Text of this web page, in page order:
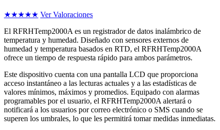
★★★★★ Ver Valoraciones
El RFRHTemp2000A es un registrador de datos inalámbrico de
temperatura y humedad. Diseñado con sensores externos de
humedad y temperatura basados ​​en RTD, el RFRHTemp2000A
ofrece un tiempo de respuesta rápido para ambos parámetros.
Este dispositivo cuenta con una pantalla LCD que proporciona
acceso instantáneo a las lecturas actuales y a las estadísticas de
valores mínimos, máximos y promedios. Equipado con alarmas
programables por el usuario, el RFRHTemp2000A alertará o
notificará a los usuarios por correo electrónico o SMS cuando se
superen los umbrales, lo que les permitirá tomar medidas inmediatas.